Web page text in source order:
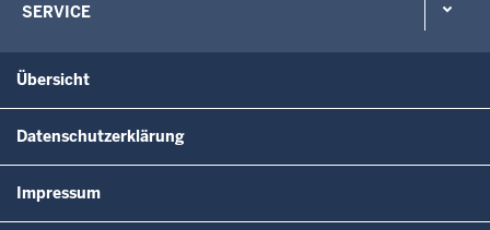
SERVICE
Übersicht
Datenschutzerklärung
Impressum